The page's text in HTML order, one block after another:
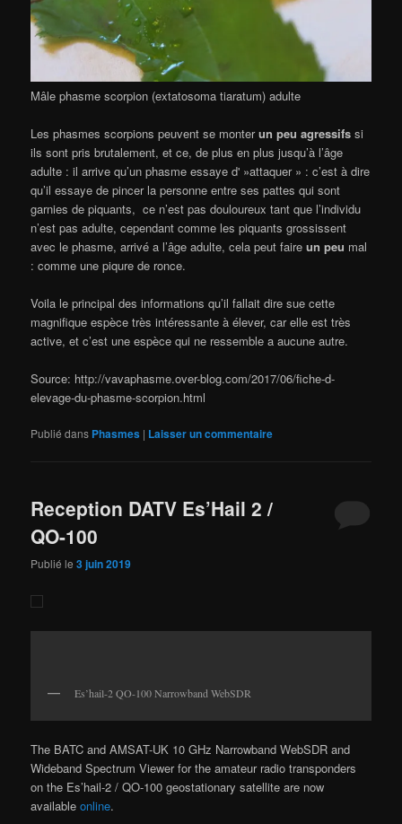
Mâle phasme scorpion (extatosoma tiaratum) adulte
Les phasmes scorpions peuvent se monterun peu agressifssi
ils sont pris brutalement, et ce, de plus en plus jusqu’à l’âge
adulte : il arrive qu’un phasme essaye d' »attaquer » : c’est à dire
qu’il essaye de pincer la personne entre ses pattes qui sont
garnies de piquants, ce n’est pas douloureux tant que l’individu
n’est pas adulte, cependant comme les piquants grossissent
avec le phasme, arrivé a l’âge adulte, cela peut faireun peu mal
: comme une piqure de ronce.
Voila le principal des informations qu’il fallait dire sue cette
magnifique espèce très intéressante à élever, car elle est très
active, et c’est une espèce qui ne ressemble a aucune autre.
Source: http://vavaphasme.over-blog.com/2017/06/fiche-d-
elevage-du-phasme-scorpion.html
Publié dans Phasmes | Laisser un commentaire
Reception DATV Es’Hail 2 /
QO-100
Publié le3 juin 2019
Es’hail-2 QO-100 Narrowband WebSDR
The BATC and AMSAT-UK 10 GHz Narrowband WebSDR and
Wideband Spectrum Viewer for the amateur radio transponders
on the Es’hail-2 / QO-100 geostationary satellite are now
availableonline.